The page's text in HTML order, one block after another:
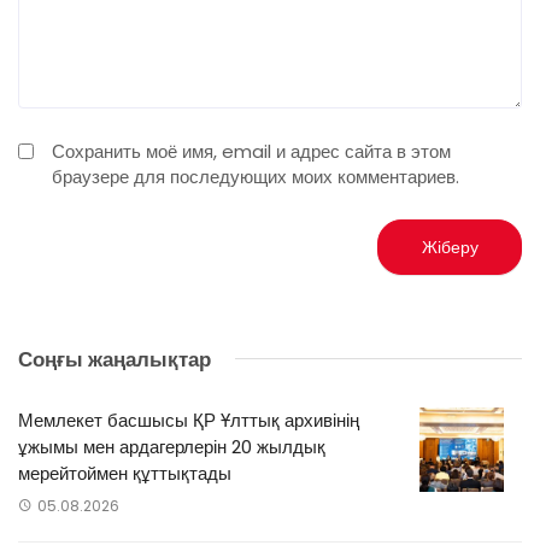
Сохранить моё имя, email и адрес сайта в этом
браузере для последующих моих комментариев.
Соңғы жаңалықтар
Мемлекет басшысы ҚР Ұлттық архивінің
ұжымы мен ардагерлерін 20 жылдық
мерейтоймен құттықтады
05.08.2026